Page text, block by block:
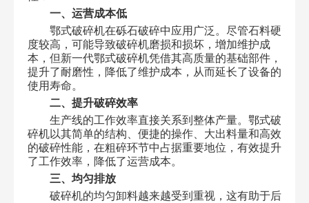
一、运营成本低
鄂式破碎机在砾石破碎中应用广泛。尽管石料硬
度较高，可能导致破碎机磨损和损坏，增加维护成
本，但新一代鄂式破碎机凭借其高质量的基础部件，
提升了耐磨性，降低了维护成本，从而延长了设备的
使用寿命。
二、提升破碎效率
生产线的工作效率直接关系到整体产量。鄂式破
碎机以其简单的结构、便捷的操作、大出料量和高效
的破碎性能，在粗碎环节中占据重要地位，有效提升
了工作效率，降低了运营成本。
三、均匀排放
破碎机的均匀卸料越来越受到重视，这有助于后